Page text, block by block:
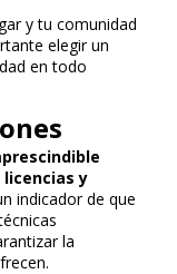
y tu comunidad
elegir un
en todo
y
indicador de que
la